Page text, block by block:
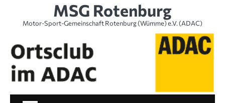
MSG Rotenburg
Motor-Sport-Gemeinschaft Rotenburg (Wümme) e.V. (ADAC)